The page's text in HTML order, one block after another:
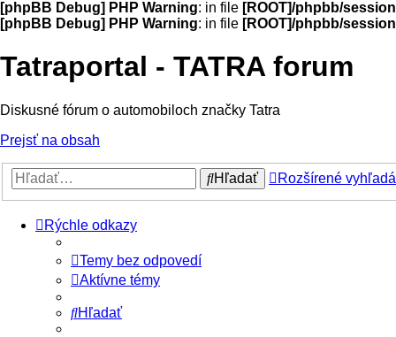
[phpBB Debug] PHP Warning: in file [ROOT]/phpbb/
[phpBB Debug] PHP Warning: in file [ROOT]/phpbb/
Tatraportal - TATRA forum
Diskusné fórum o automobiloch značky Tatra
Prejsť na obsah
Hľadať Rozšírené
Rýchle odkazy
Temy bez odpovedí
Aktívne témy
Hľadať